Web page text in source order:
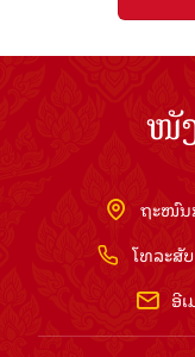
ໜັ
ຖະໜົນ
ໂທລະສັ
ອີ